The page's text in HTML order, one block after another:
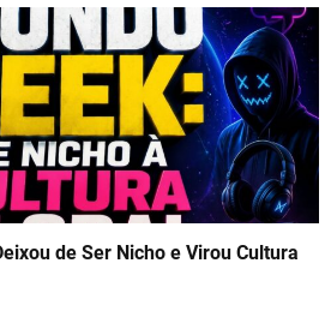
de Ser Nicho e Virou Cultura